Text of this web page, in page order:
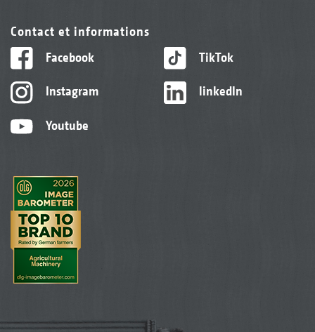
Contact et informations
Facebook
Instagram
Youtube
TikTok
linkedIn